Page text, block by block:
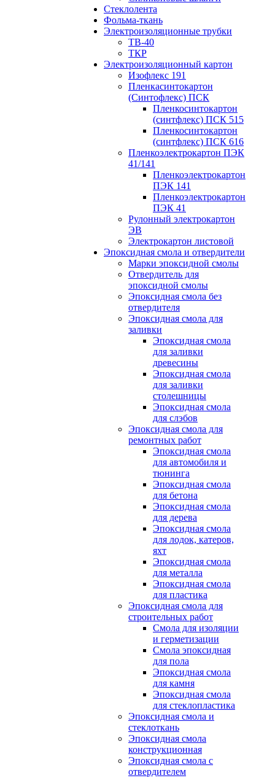
Стеклолента
Фольма-ткань
Электроизоляционные трубки
ТВ-40
ТКР
Электроизоляционный картон
Изофлекс 191
Пленкасинтокартон
(Синтофлекс) ПСК
Пленкосинтокартон
(синтфлекс) ПСК 515
Пленкосинтокартон
(синтфлекс) ПСК 616
Пленкоэлектрокартон ПЭК
41/141
Пленкоэлектрокартон
ПЭК 141
Пленкоэлектрокартон
ПЭК 41
Рулонный электрокартон
ЭВ
Электрокартон листовой
Эпоксидная смола и отвердители
Марки эпоксидной смолы
Отвердитель для
эпоксидной смолы
Эпоксидная смола без
отвердителя
Эпоксидная смола для
заливки
Эпоксидная смола
для заливки
древесины
Эпоксидная смола
для заливки
столешницы
Эпоксидная смола
для слэбов
Эпоксидная смола для
ремонтных работ
Эпоксидная смола
для автомобиля и
тюнинга
Эпоксидная смола
для бетона
Эпоксидная смола
для дерева
Эпоксидная смола
для лодок, катеров,
яхт
Эпоксидная смола
для металла
Эпоксидная смола
для пластика
Эпоксидная смола для
строительных работ
Смола для изоляции
и герметизации
Смола эпоксидная
для пола
Эпоксидная смола
для камня
Эпоксидная смола
для стеклопластика
Эпоксидная смола и
стеклоткань
Эпоксидная смола
конструкционная
Эпоксидная смола с
отвердителем